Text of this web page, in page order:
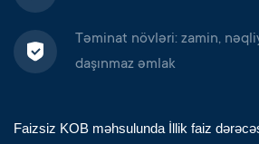
Təminat növləri: zamin,
daşınmaz əmlak
Faizsiz KOB məhsulunda İllik faiz